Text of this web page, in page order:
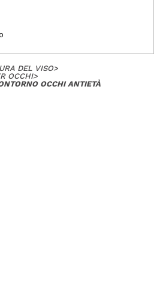
DEL VISO>
OCCHI>
OCCHI ANTIETÀ